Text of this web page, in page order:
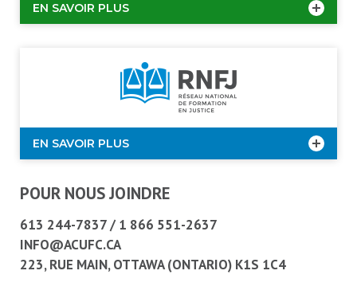
EN SAVOIR PLUS
EN SAVOIR PLUS
POUR NOUS JOINDRE
613 244-7837/1 866 551-2637
INFO@ACUFC.CA
223, RUE MAIN, OTTAWA (ONTARIO) K1S 1C4